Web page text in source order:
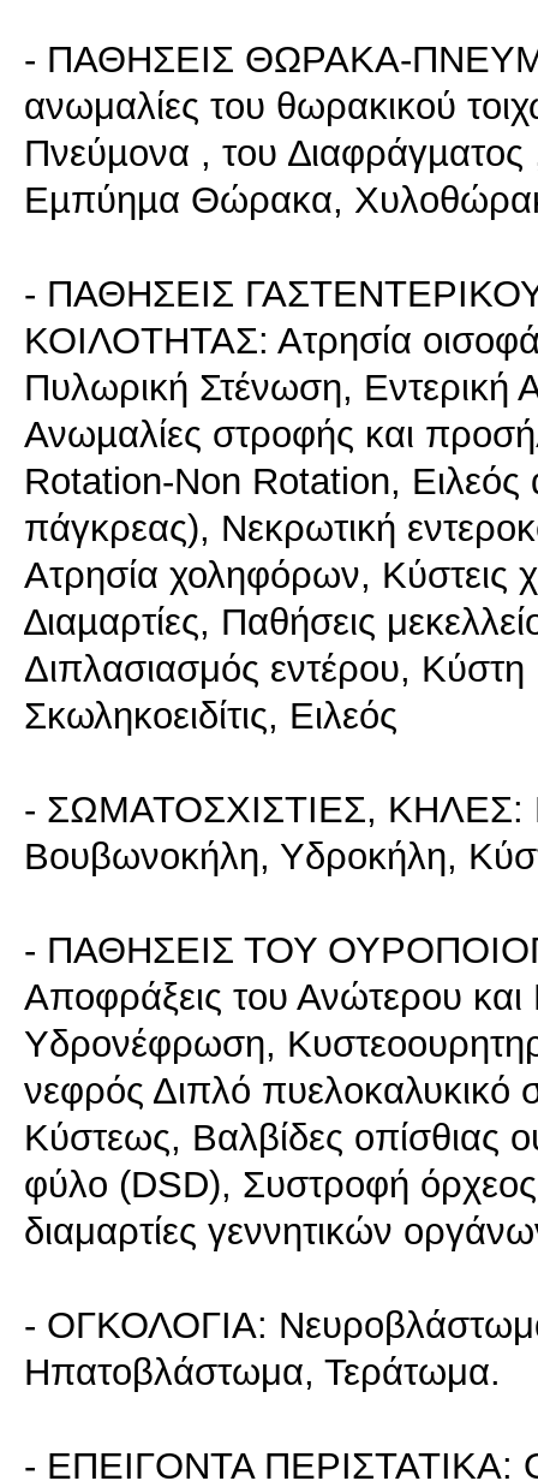
- ΠΑΘΗΣΕΙΣ ΘΩΡΑΚΑ-
ανωμαλίες του θωρακικού
Πνεύµονα , του
Εµπύηµα Θώρακα,
- ΠΑΘΗΣΕΙΣ
ΚΟΙΛΟΤΗΤΑΣ: Ατρησία
Πυλωρική Στένωση, Εντερική
Ανωµαλίες στροφής και
Rotation-Non Rotation, Ειλεός
πάγκρεας), Νεκρωτική
Ατρησία χοληφόρων, Κύστεις
∆ιαµαρτίες, Παθήσεις
Διπλασιασμός εντέρου,
Σκωληκοειδίτις, Ειλεός
- ΣΩΜΑΤΟΣΧΙΣΤΙΕΣ, ΚΗΛΕΣ:
Βουβωνοκήλη, Υδροκήλη,
- ΠΑΘΗΣΕΙΣ ΤΟΥ
Αποφράξεις του Ανώτερου
Υδρονέφρωση,
νεφρός Διπλό
Κύστεως, Βαλβίδες οπίσθιας
φύλο (DSD), Συστροφή
διαμαρτίες γεννητικών
- ΟΓΚΟΛΟΓΙΑ:
Ηπατοβλάστωμα, Τεράτωμα.
- ΕΠΕΙΓΟΝΤΑ ΠΕΡΙΣΤΑΤΙΚΑ: